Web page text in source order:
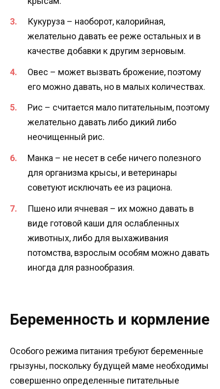
Кукуруза – наоборот, калорийная,
желательно давать ее реже остальных и в
качестве добавки к другим зерновым.
Овес – может вызвать брожение, поэтому
его можно давать, но в малых количествах.
Рис – считается мало питательным, поэтому
желательно давать либо дикий либо
неочищенный рис.
Манка – не несет в себе ничего полезного
для организма крысы, и ветеринары
советуют исключать ее из рациона.
Пшено или ячневая – их можно давать в
виде готовой каши для ослабленных
животных, либо для выхаживания
потомства, взрослым особям можно давать
иногда для разнообразия.
Беременность и кормление
Особого режима питания требуют беременные
грызуны, поскольку будущей маме необходимы
совершенно определенные питательные